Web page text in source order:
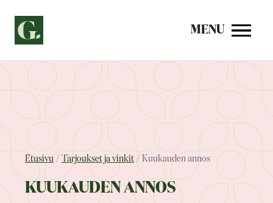
sisältöön
MENU
Etusivu Tarjoukset ja vinkit Kuukauden annos
KUUKAUDEN ANNOS